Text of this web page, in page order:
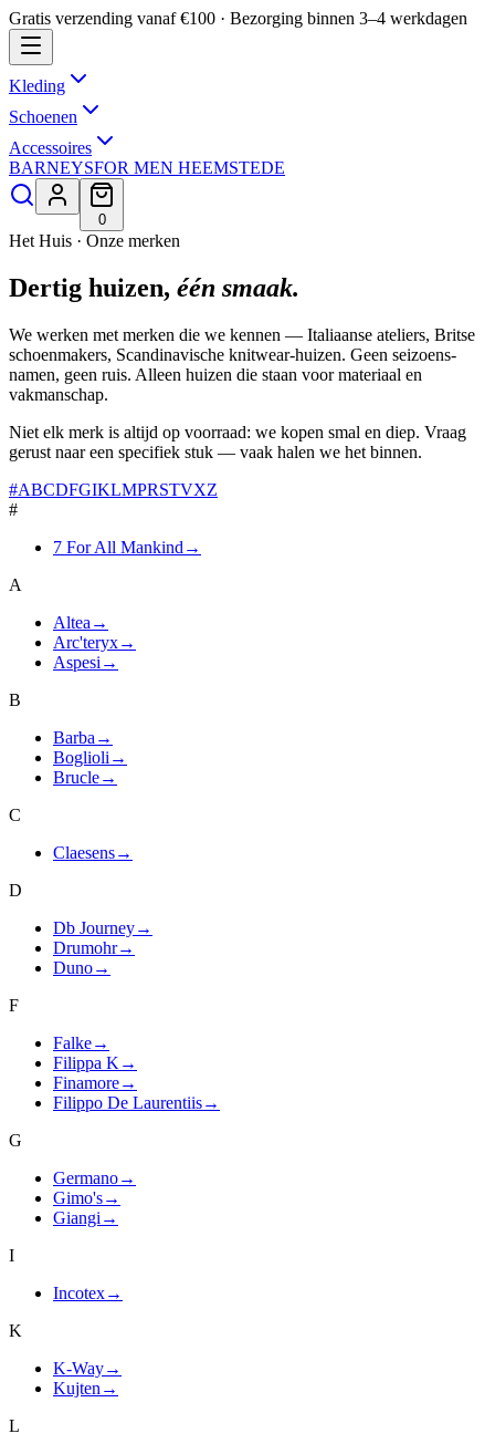
Gratis verzending vanaf €100 · Bezorging binnen 3–4 werkdagen
Kleding
Schoenen
Accessoires
BARNEYSFOR MEN HEEMSTEDE
0
Het Huis · Onze merken
Dertig huizen, één smaak.
We werken met merken die we kennen — Italiaanse ateliers, Britse
schoenmakers, Scandinavische knitwear-huizen. Geen seizoens­
namen, geen ruis. Alleen huizen die staan voor materiaal en
vakmanschap.
Niet elk merk is altijd op voorraad: we kopen smal en diep. Vraag
gerust naar een specifiek stuk — vaak halen we het binnen.
#ABCDFGIKLMPRSTVXZ
#
7 For All Mankind →
A
Altea →
Arc'teryx→
Aspesi →
B
Barba →
Boglioli →
Brucle→
C
Claesens→
D
Db Journey→
Drumohr→
Duno→
F
Falke→
Filippa K →
Finamore→
Filippo De Laurentiis→
G
Germano→
Gimo's→
Giangi →
I
Incotex→
K
K-Way→
Kujten →
L